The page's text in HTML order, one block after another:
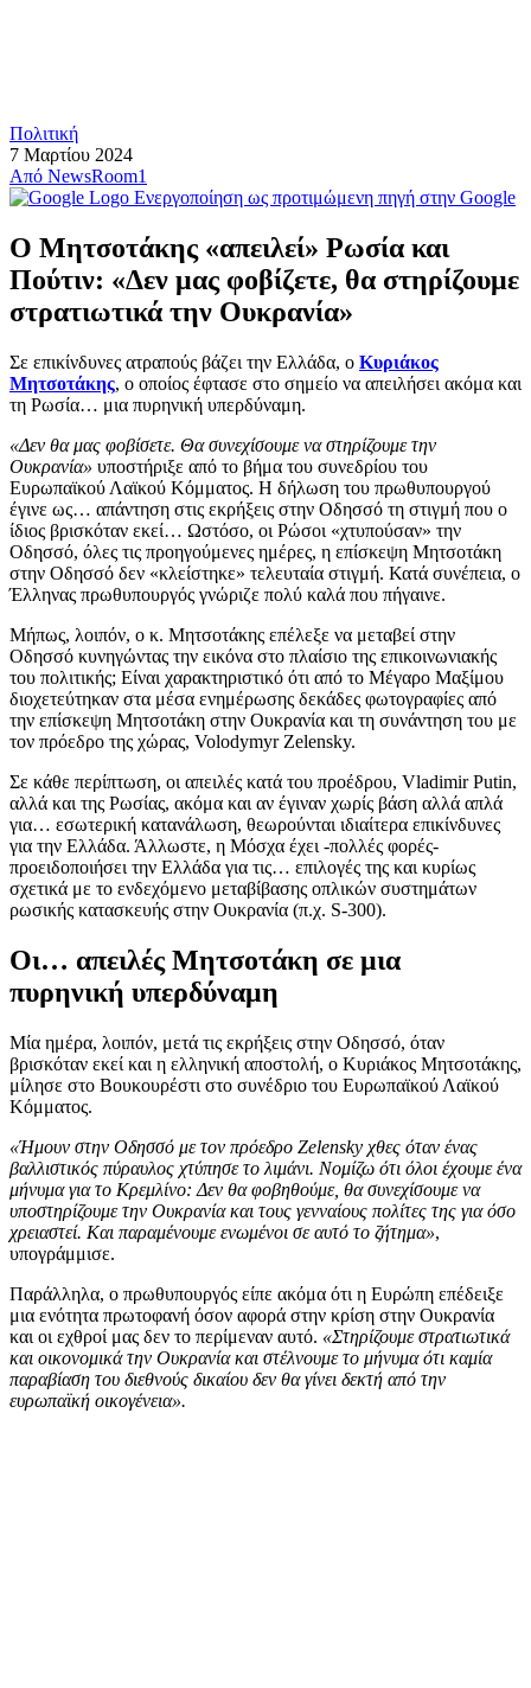
Πολιτική
7 Μαρτίου 2024
Από NewsRoom1
Ενεργοποίηση ως προτιμώμενη πηγή στην Google
Ο Μητσοτάκης «απειλεί» Ρωσία και
Πούτιν: «Δεν μας φοβίζετε, θα στηρίζουμε
στρατιωτικά την Ουκρανία»
Σε επικίνδυνες ατραπούς βάζει την Ελλάδα, ο Κυριάκος
Μητσοτάκης, ο οποίος έφτασε στο σημείο να απειλήσει ακόμα και
τη Ρωσία… μια πυρηνική υπερδύναμη.
«Δεν θα μας φοβίσετε. Θα συνεχίσουμε να στηρίζουμε την
Ουκρανία» υποστήριξε από το βήμα του συνεδρίου του
Ευρωπαϊκού Λαϊκού Κόμματος. Η δήλωση του πρωθυπουργού
έγινε ως… απάντηση στις εκρήξεις στην Οδησσό τη στιγμή που ο
ίδιος βρισκόταν εκεί… Ωστόσο, οι Ρώσοι «χτυπούσαν» την
Οδησσό, όλες τις προηγούμενες ημέρες, η επίσκεψη Μητσοτάκη
στην Οδησσό δεν «κλείστηκε» τελευταία στιγμή. Κατά συνέπεια, ο
Έλληνας πρωθυπουργός γνώριζε πολύ καλά που πήγαινε.
Μήπως, λοιπόν, ο κ. Μητσοτάκης επέλεξε να μεταβεί στην
Οδησσό κυνηγώντας την εικόνα στο πλαίσιο της επικοινωνιακής
του πολιτικής; Είναι χαρακτηριστικό ότι από το Μέγαρο Μαξίμου
διοχετεύτηκαν στα μέσα ενημέρωσης δεκάδες φωτογραφίες από
την επίσκεψη Μητσοτάκη στην Ουκρανία και τη συνάντηση του με
τον πρόεδρο της χώρας, Volodymyr Zelensky.
Σε κάθε περίπτωση, οι απειλές κατά του προέδρου, Vladimir Putin,
αλλά και της Ρωσίας, ακόμα και αν έγιναν χωρίς βάση αλλά απλά
για… εσωτερική κατανάλωση, θεωρούνται ιδιαίτερα επικίνδυνες
για την Ελλάδα. Άλλωστε, η Μόσχα έχει -πολλές φορές-
προειδοποιήσει την Ελλάδα για τις… επιλογές της και κυρίως
σχετικά με το ενδεχόμενο μεταβίβασης οπλικών συστημάτων
ρωσικής κατασκευής στην Ουκρανία (π.χ. S-300).
Οι… απειλές Μητσοτάκη σε μια
πυρηνική υπερδύναμη
Μία ημέρα, λοιπόν, μετά τις εκρήξεις στην Οδησσό, όταν
βρισκόταν εκεί και η ελληνική αποστολή, ο Κυριάκος Μητσοτάκης,
μίλησε στο Βουκουρέστι στο συνέδριο του Ευρωπαϊκού Λαϊκού
Κόμματος.
«Ήμουν στην Οδησσό με τον πρόεδρο Zelensky χθες όταν ένας
βαλλιστικός πύραυλος χτύπησε το λιμάνι. Νομίζω ότι όλοι έχουμε ένα
μήνυμα για το Κρεμλίνο: Δεν θα φοβηθούμε, θα συνεχίσουμε να
υποστηρίζουμε την Ουκρανία και τους γενναίους πολίτες της για όσο
χρειαστεί. Και παραμένουμε ενωμένοι σε αυτό το ζήτημα»,
υπογράμμισε.
Παράλληλα, ο πρωθυπουργός είπε ακόμα ότι η Ευρώπη επέδειξε
μια ενότητα πρωτοφανή όσον αφορά στην κρίση στην Ουκρανία
και οι εχθροί μας δεν το περίμεναν αυτό. «Στηρίζουμε στρατιωτικά
και οικονομικά την Ουκρανία και στέλνουμε το μήνυμα ότι καμία
παραβίαση του διεθνούς δικαίου δεν θα γίνει δεκτή από την
ευρωπαϊκή οικογένεια».